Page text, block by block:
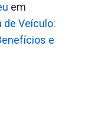
em
de Veículo:
e